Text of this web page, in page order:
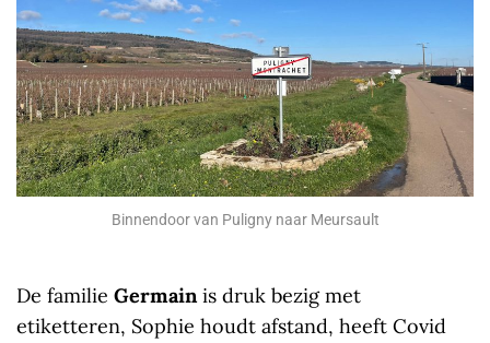
Binnendoor van Puligny naar Meursault
De familie Germainis druk bezig met
etiketteren, Sophie houdt afstand, heeft Covid